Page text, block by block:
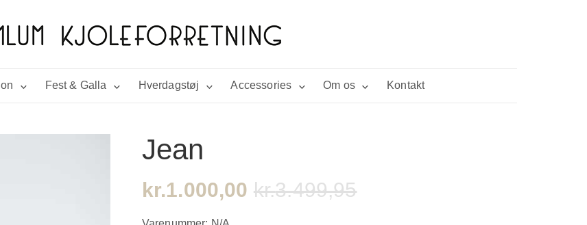
Fest & Galla Hverdagstøj Accessories Om os Kontakt
Jean
kr.1.000,00 kr.3.499,95